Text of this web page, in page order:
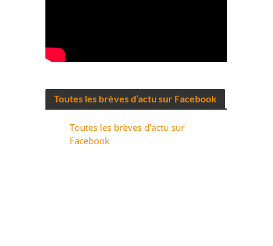
Toutes les brèves d’actu sur Facebook
Toutes les brèves d’actu sur
Facebook